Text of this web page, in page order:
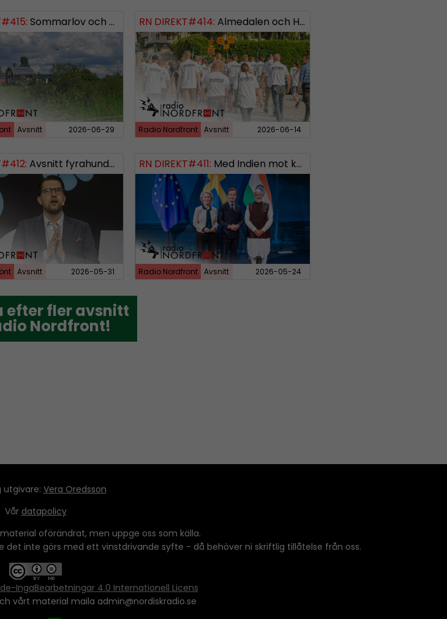
SWISH: 0738958452
Sommarlov och prepping SWISH: 0738958452
Avsnitt 2026-06-29
RN DIREKT#414: Almedalen och Hübinettes fall
Radio Nordfront Avsnitt 2026-06-14
Avsnitt fyrahundratolv SWISH: 0700738064
Avsnitt 2026-05-31
RN DIREKT#411: Med Indien mot kosmos SWISH: 0700738064
Radio Nordfront Avsnitt 2026-05-24
efter fler avsnitt
Nordfront!
efter fler avsnitt
Nordfront!
utgivare: Vera Oredsson
Vår datapolicy
oförändrat, men uppge oss som källa.
det inte görs med ett vinstdrivande syfte - då behöver ni skriftlig tillåtelse från oss.
IngaBearbetningar 4.0 Internationell Licens
vårt material maila admin@nordiskradio.se